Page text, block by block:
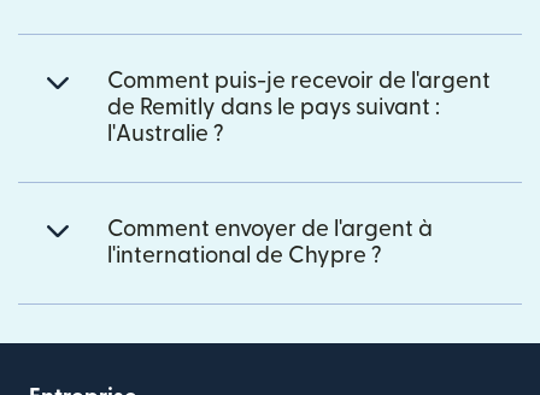
Comment puis-je recevoir de l'argent
de Remitly dans le pays suivant :
l'Australie ?
Comment envoyer de l'argent à
l'international de Chypre ?